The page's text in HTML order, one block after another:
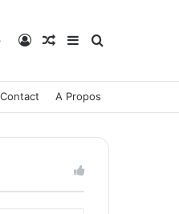
Connexion
Article Aléatoire
Sidebar (barre
Rechercher
Contact A Propos